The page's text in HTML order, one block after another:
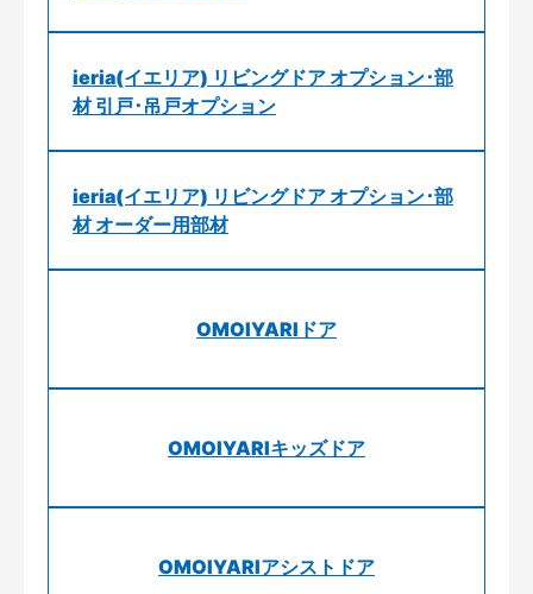
ieria(イエリア) リビングドア オプション･部
材 引戸･吊戸オプション
ieria(イエリア) リビングドア オプション･部
材 オーダー用部材
OMOIYARIドア
OMOIYARIキッズドア
OMOIYARIアシストドア